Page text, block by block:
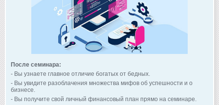
После семинара:
- Вы узнаете главное отличие богатых от бедных.
- Вы увидите разоблачения множества мифов об успешности и о
бизнесе.
- Вы получите свой личный финансовый план прямо на семинаре.